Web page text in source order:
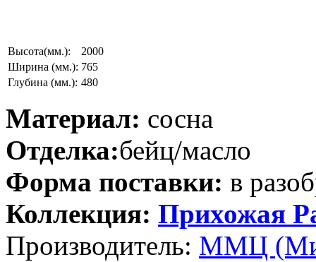
Высота(мм.):
2000
Ширина (мм.): 765
Глубина (мм.): 480
Материал: сосна
Отделка:бейц/масло
Форма поставки: в
Коллекция: Прихожая
Производитель: ММЦ